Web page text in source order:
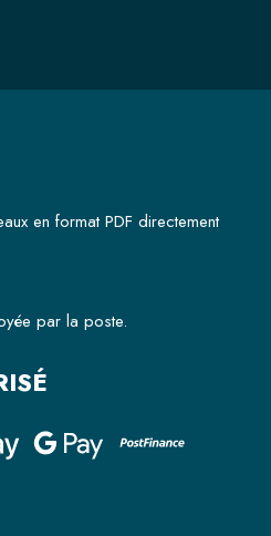
en format PDF directement
par la poste.